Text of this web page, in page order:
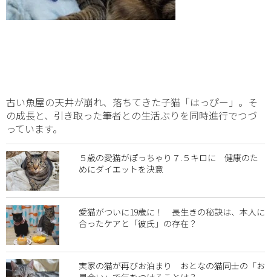
古い魚屋の天井が崩れ、落ちてきた子猫「はっぴー」。そ
の成長と、引き取った筆者との生活ぶりを同時進行でつづ
っています。
５歳の愛猫がぽっちゃり７.５キロに 健康のた
めにダイエットを決意
愛猫がついに19歳に！ 長生きの秘訣は、本人に
合ったケアと「彼氏」の存在？
実家の猫が再びお泊まり おとなの猫同士の「お